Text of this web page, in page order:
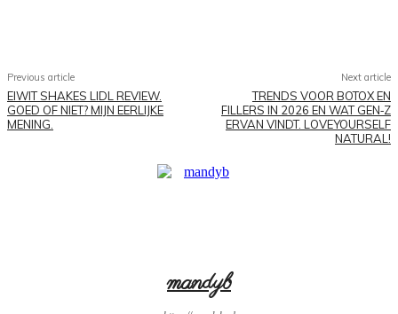
Previous article
EIWIT SHAKES LIDL REVIEW.
GOED OF NIET? MIJN EERLIJKE
MENING.
Next article
TRENDS VOOR BOTOX EN
FILLERS IN 2026 EN WAT GEN‑Z
ERVAN VINDT. LOVEYOURSELF
NATURAL!
mandyb